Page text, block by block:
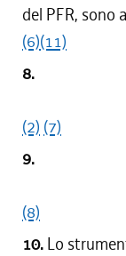
del PFR, sono
(6)(11)
8.
(2) (7)
9.
(8)
10. Lo